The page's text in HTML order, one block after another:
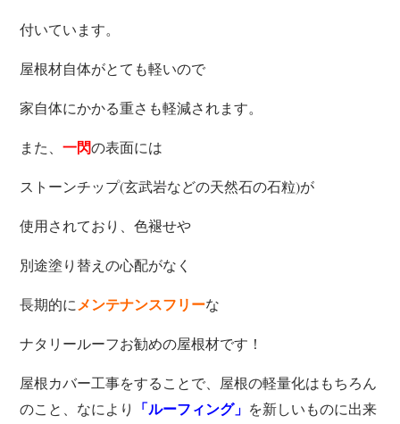
付いています。
屋根材自体がとても軽いので
家自体にかかる重さも軽減されます。
また、一閃の表面には
ストーンチップ(玄武岩などの天然石の石粒)が
使用されており、色褪せや
別途塗り替えの心配がなく
長期的に メンテナンスフリーな
ナタリールーフお勧めの屋根材です！
屋根カバー工事をすることで、屋根の軽量化はもちろん
のこと、なにより
「ルーフィング」 を新しいものに出来